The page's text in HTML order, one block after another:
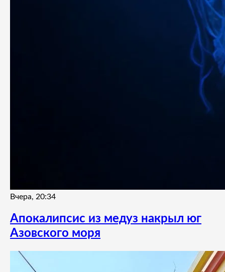
Вчера, 20:34
Апокалипсис из медуз накрыл юг
Азовского моря